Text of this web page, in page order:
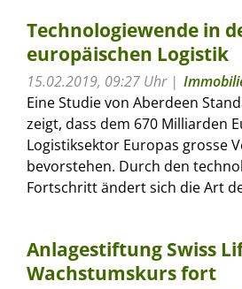
Technologiewende in
europäischen Logistik
15.02.2019, 09:27 Uhr
Eine Studie von Aberdeen
zeigt, dass dem 670 Milliarden
Logistiksektor Europas grosse
bevorstehen. Durch den
Fortschritt ändert sich die Art
Anlagestiftung Swiss
Wachstumskurs fort